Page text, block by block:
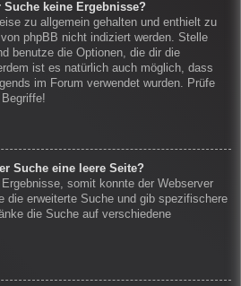
keine Ergebnisse?
zu allgemein gehalten und enthielt zu
phpBB nicht indiziert werden. Stelle
benutze die Optionen, die dir die
ist es natürlich auch möglich, dass
im Forum verwendet wurden. Prüfe
Suche eine leere Seite?
somit konnte der Webserver
die erweiterte Suche und gib spezifischere
die Suche auf verschiedene